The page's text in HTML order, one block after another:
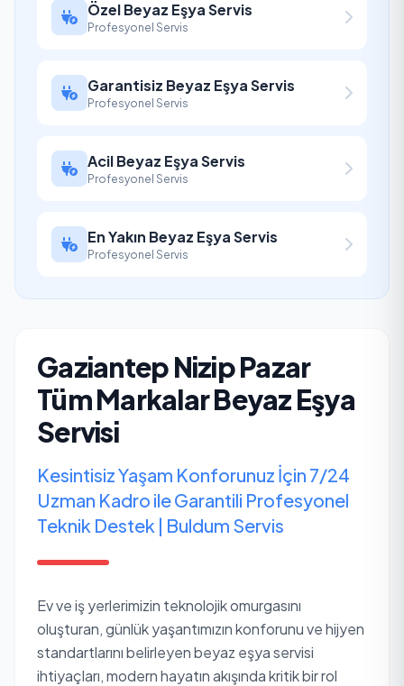
Özel Beyaz Eşya Servis
Profesyonel Servis
Garantisiz Beyaz Eşya Servis
Profesyonel Servis
Acil Beyaz Eşya Servis
Profesyonel Servis
En Yakın Beyaz Eşya Servis
Profesyonel Servis
Gaziantep Nizip Pazar
Tüm Markalar Beyaz Eşya
Servisi
Kesintisiz Yaşam Konforunuz İçin 7/24
Uzman Kadro ile Garantili Profesyonel
Teknik Destek | Buldum Servis
Ev ve iş yerlerimizin teknolojik omurgasını
oluşturan, günlük yaşantımızın konforunu ve hijyen
standartlarını belirleyen beyaz eşya servisi
ihtiyaçları, modern hayatın akışında kritik bir rol